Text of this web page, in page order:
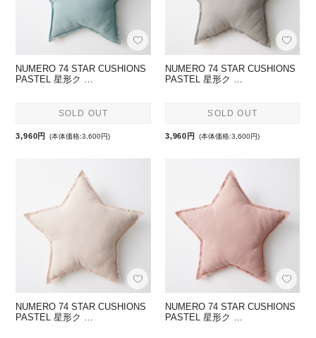
NUMERO 74 STAR CUSHIONS
PASTEL 星形ク …
SOLD OUT
3,960円 (本体価格:3,600円)
NUMERO 74 STAR CUSHIONS
PASTEL 星形ク …
SOLD OUT
3,960円 (本体価格:3,600円)
NUMERO 74 STAR CUSHIONS
PASTEL 星形ク …
NUMERO 74 STAR CUSHIONS
PASTEL 星形ク …